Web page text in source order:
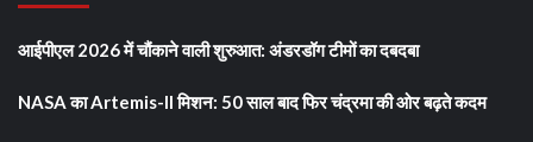
आईपीएल 2026 में चौंकाने वाली शुरुआत: अंडरडॉग टीमों का दबदबा
NASA का Artemis-II मिशन: 50 साल बाद फिर चंद्रमा की ओर बढ़ते कदम